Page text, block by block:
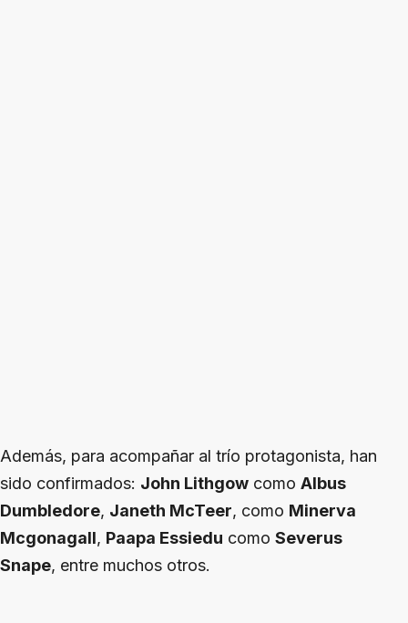
Además, para acompañar al trío protagonista, han
sido confirmados: John Lithgow como Albus
Dumbledore, Janeth McTeer, como Minerva
Mcgonagall, Paapa Essiedu como Severus
Snape, entre muchos otros.